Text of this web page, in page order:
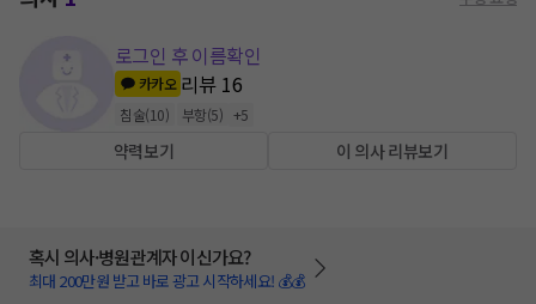
로그인 후 이름확인
카카오 리뷰 16
침술(10) 부항(5) +5
약력보기 이 의사 리뷰보기
혹시 의사·병원관계자 이신가요?
최대 200만원 받고 바로 광고 시작하세요! 💰💰